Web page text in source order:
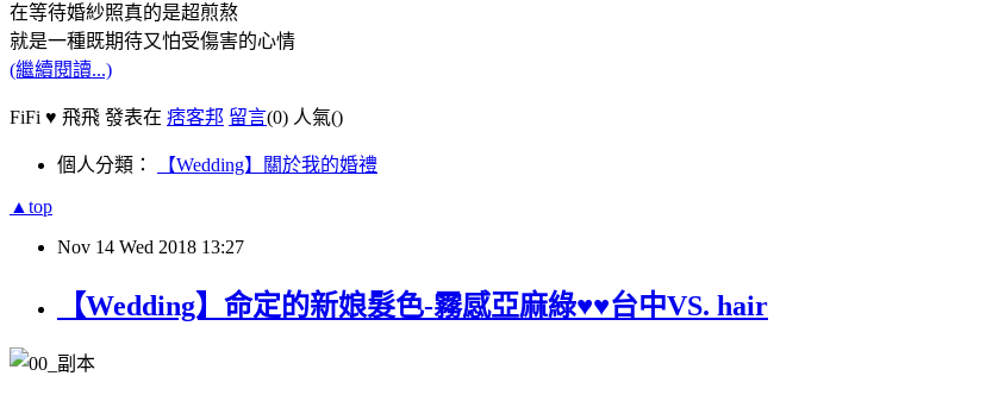
在等待婚紗照真的是超煎熬
就是一種既期待又怕受傷害的心情
(繼續閱讀...)
FiFi ♥ 飛飛 發表在 痞客邦 留言(0) 人氣()
個人分類： 【Wedding】關於我的婚禮
▲top
Nov 14 Wed 2018 13:27
【Wedding】命定的新娘髮色-霧感亞麻綠♥♥台中VS. hair